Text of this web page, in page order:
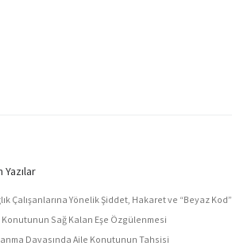
Yazılar
Çalışanlarına Yönelik Şiddet, Hakaret ve “Beyaz Kod”
Konutunun Sağ Kalan Eşe Özgülenmesi
Davasında Aile Konutunun Tahsisi